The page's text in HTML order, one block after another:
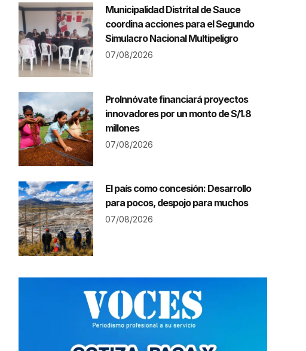
Municipalidad Distrital de Sauce
coordina acciones para el Segundo
Simulacro Nacional Multipeligro
07/08/2026
ProInnóvate financiará proyectos
innovadores por un monto de S/1.8
millones
07/08/2026
El país como concesión: Desarrollo
para pocos, despojo para muchos
07/08/2026